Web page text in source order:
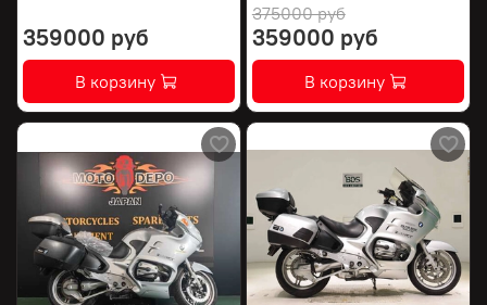
359000 руб
В корзину
375000 руб
359000 руб
В корзину